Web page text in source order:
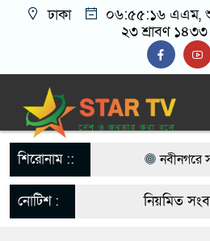
ঢাকা ০৬:৫৫:১৭ এএম,
২৩ শ্রাবণ ১৪৩৩
শিরোনাম ::
নবীনগরে
বিএনপি নেতা
নোটিশ :
নিয়মিত